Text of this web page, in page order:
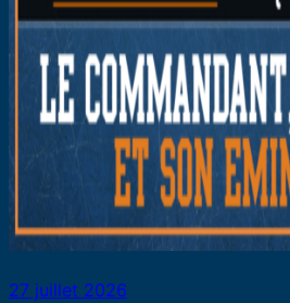
27 juillet 2026